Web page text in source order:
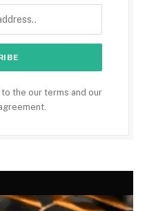
the our terms and our